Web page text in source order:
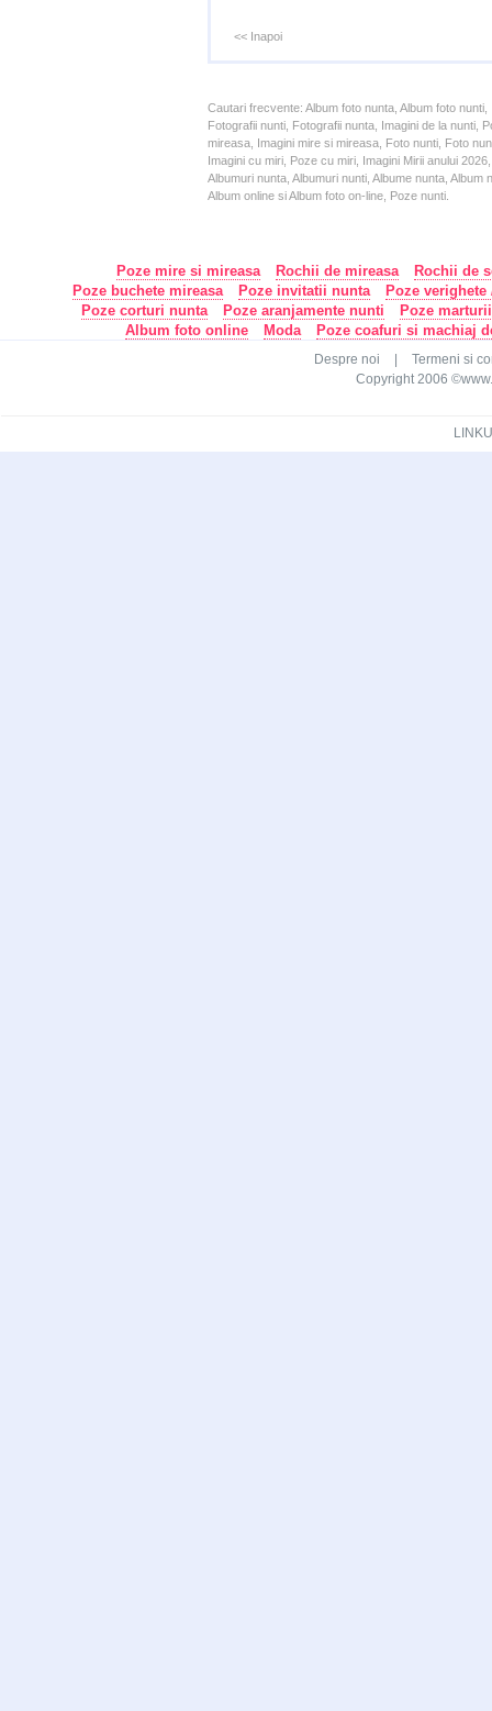
<< Inapoi
Cautari frecvente: Album foto nunta, Album foto
Fotografii nunti, Fotografii nunta, Imagini de la nunti,
mireasa, Imagini mire si mireasa, Foto nunti, Foto
Imagini cu miri, Poze cu miri, Imagini Mirii anului
Albumuri nunta, Albumuri nunti, Albume nunta,
Album online si Album foto on-line, Poze nunti.
Poze mire si mireasa Rochii de mireasa
Rochii de
Poze buchete mireasa
Poze invitatii nunta
Poze
Poze corturi nunta
Poze aranjamente nunti
Poze
Album foto online
Moda Poze coafuri si machiaj
Despre noi
Termeni si
Copyright 2006